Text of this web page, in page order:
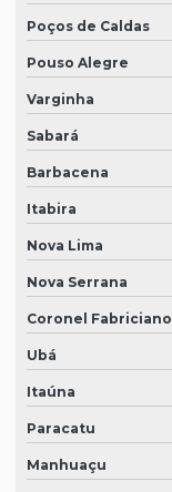
Poços de Caldas
Pouso Alegre
Varginha
Sabará
Barbacena
Itabira
Nova Lima
Nova Serrana
Coronel Fabriciano
Ubá
Itaúna
Paracatu
Manhuaçu